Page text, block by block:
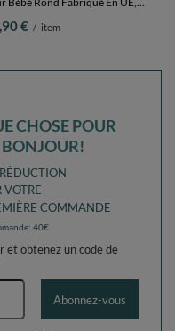
€ / item
CHOSE POUR
BONJOUR!
VOTRE
COMMANDE
40€
et obtenez un code de
e-mail
Abonnez-vous